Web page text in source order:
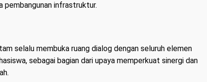
pembangunan infrastruktur.
selalu membuka ruang dialog dengan seluruh elemen
sebagai bagian dari upaya memperkuat sinergi dan